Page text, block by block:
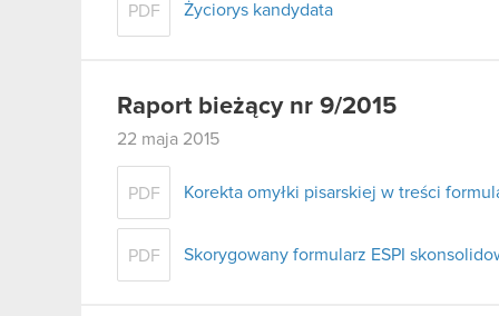
PDF Życiorys kandydata
Raport bieżący nr 9/2015
22 maja 2015
PDF Korekta omyłki pisarskiej w treści
PDF Skorygowany formularz ESPI